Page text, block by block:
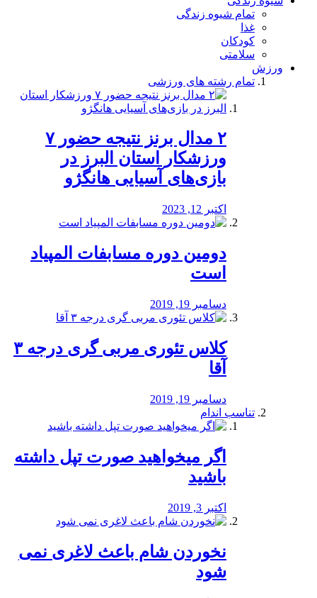
تمام شیوه زندگی
غذا
کودکان
سلامتی
ورزش
تمام رشته های ورزشی
۲ مدال برنز نتیجه حضور ۷
ورزشکار استان البرز در
بازی‌های آسیایی هانگژو
اکتبر 12, 2023
دومین دوره مسابفات المپیاد
است
دسامبر 19, 2019
کلاس تئوری مربی گری درجه ۳
آقا
دسامبر 19, 2019
تناسب اندام
اگر میخواهید صورت تپل داشته
باشید
اکتبر 3, 2019
نخوردن شام باعث لاغری نمی
‌شود